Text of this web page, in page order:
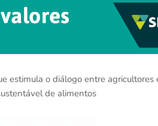
estimula o diálogo entre agricultores
de alimentos